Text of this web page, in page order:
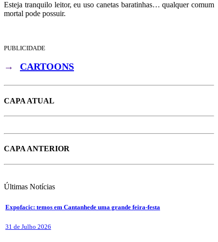
Esteja tranquilo leitor, eu uso canetas baratinhas… qualquer comum
mortal pode possuir.
PUBLICIDADE
→ CARTOONS
CAPA ATUAL
CAPA ANTERIOR
Últimas Notícias
Expofacic: temos em Cantanhede uma grande feira-festa
31 de Julho 2026